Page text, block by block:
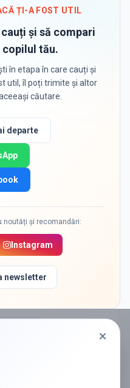
ȚI-A FOST UTIL
și să compari
tău.
în etapa în care cauți și
util, îl poți trimite și altor
căutare.
departe
noutăți și recomandări:
Instagram
newsletter